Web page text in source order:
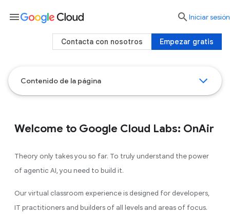
Contenido de la página
Welcome to Google Cloud Labs: OnAir
Theory only takes you so far. To truly understand the power
of agentic AI, you need to build it.
Our virtual classroom experience is designed for developers,
IT practitioners and builders of all levels and areas of focus.
menu  Iniciar sesión
Empezar gratis
Contacta con nosotros